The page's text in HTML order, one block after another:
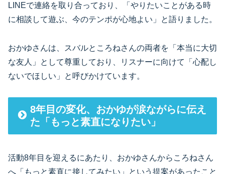
LINEで連絡を取り合っており、「やりたいことがある時
に相談して遊ぶ、今のテンポが心地よい」と語りました。
おかゆさんは、スバルところねさんの両者を「本当に大切
な友人」として尊重しており、リスナーに向けて「心配し
ないでほしい」と呼びかけています。
8年目の変化、おかゆが涙ながらに伝え
た「もっと素直になりたい」
活動8年目を迎えるにあたり、おかゆさんからころねさん
へ「もっと素直に接してみたい」という提案があったこと